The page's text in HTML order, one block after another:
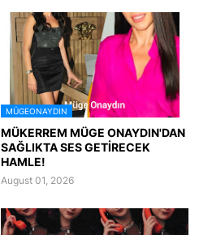
MÜGEONAYDIN
MÜKERREM MÜGE ONAYDIN'DAN
SAĞLIKTA SES GETİRECEK
HAMLE!
August 01, 2026